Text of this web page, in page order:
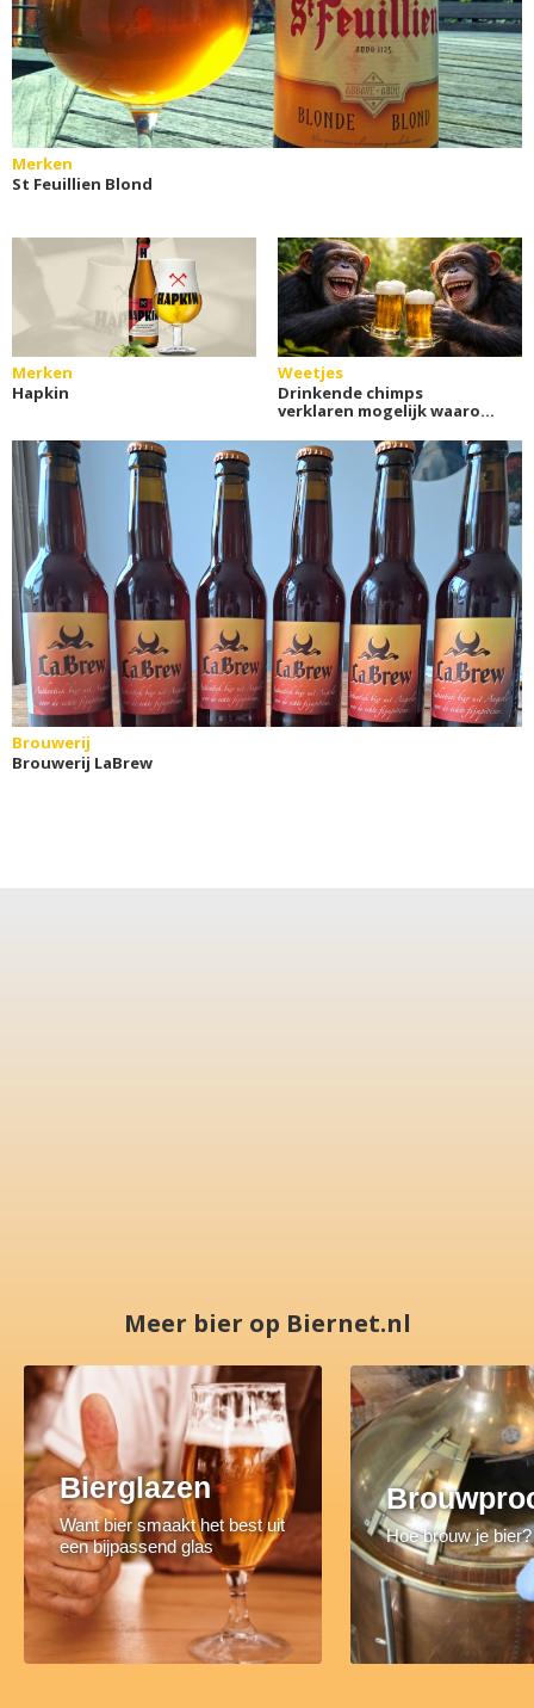
Merken
St Feuillien Blond
Merken
Hapkin
Weetjes
Drinkende chimps
verklaren mogelijk waarom
Brouwerij
Brouwerij LaBrew
Meer bier op Biernet.nl
Bierglazen
Want bier smaakt het best uit
een bijpassend glas
Hoe brouw je bier?